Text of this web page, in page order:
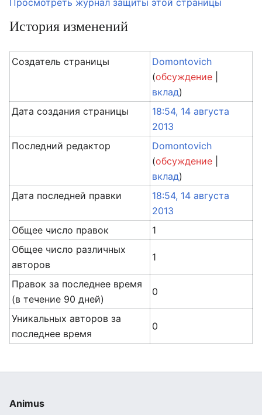
Просмотреть журнал защиты этой страницы
История изменений
Создатель страницы
Domontovich
(обсуждение
вклад)
Дата создания страницы
18:54, 14 августа
2013
Последний редактор
Domontovich
(обсуждение
вклад)
Дата последней правки
18:54, 14 августа
2013
Общее число правок
1
Общее число различных
авторов
1
Правок за последнее время
(в течение 90 дней)
0
Уникальных авторов за
последнее время
0
Animus